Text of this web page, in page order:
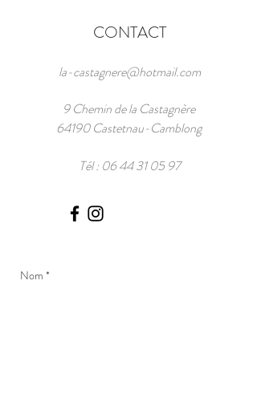
CONTACT
la-castagnere@hotmail.com
9 Chemin de la Castagnère
64190 Castetnau-Camblong
Tél : 06 44 31 05 97